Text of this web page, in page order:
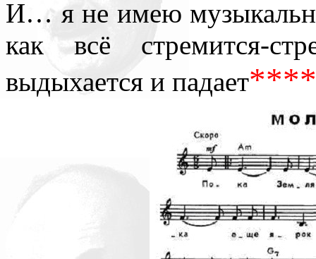
И… я не имею
как всё стремится-
выдыхается и падает****